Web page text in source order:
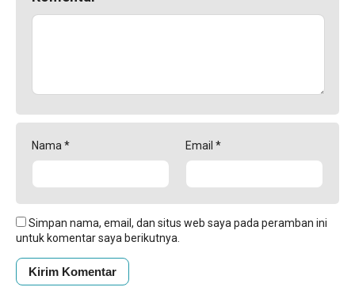
Nama * Email *
Simpan nama, email, dan situs web saya pada peramban ini
untuk komentar saya berikutnya.